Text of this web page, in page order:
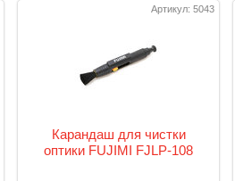
Артикул: 5043
Карандаш для чистки
оптики FUJIMI FJLP-108